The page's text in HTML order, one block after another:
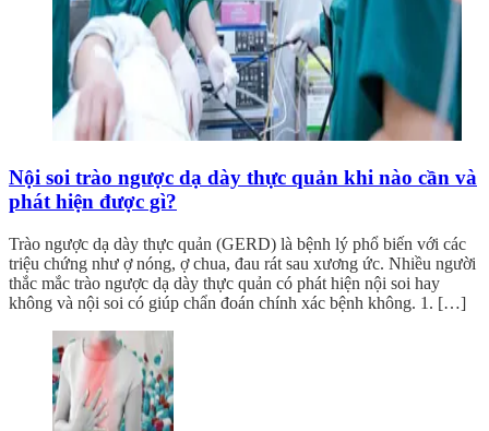
Nội soi trào ngược dạ dày thực quản khi nào cần và
phát hiện được gì?
Trào ngược dạ dày thực quản (GERD) là bệnh lý phổ biến với các
triệu chứng như ợ nóng, ợ chua, đau rát sau xương ức. Nhiều người
thắc mắc trào ngược dạ dày thực quản có phát hiện nội soi hay
không và nội soi có giúp chẩn đoán chính xác bệnh không. 1. […]